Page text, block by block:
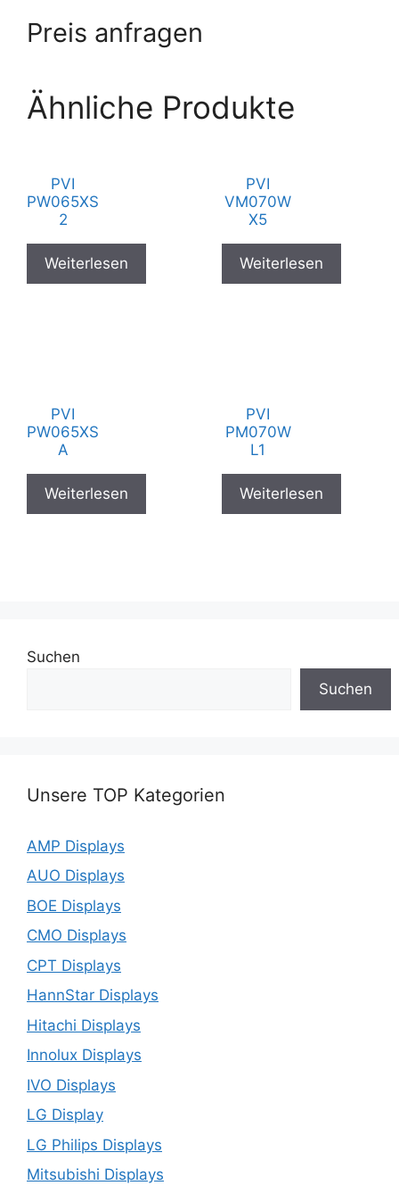
Preis anfragen
Ähnliche Produkte
PVI
PW065XS
2
Weiterlesen
PVI
VM070W
X5
Weiterlesen
PVI
PW065XS
A
Weiterlesen
PVI
PM070W
L1
Weiterlesen
Suchen
Suchen
Unsere TOP Kategorien
AMP Displays
AUO Displays
BOE Displays
CMO Displays
CPT Displays
HannStar Displays
Hitachi Displays
Innolux Displays
IVO Displays
LG Display
LG Philips Displays
Mitsubishi Displays